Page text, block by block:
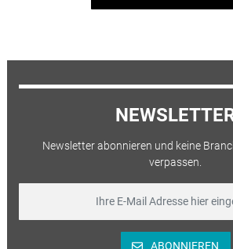
Newsletter abonnieren und keine
verpassen.
ABONNIEREN